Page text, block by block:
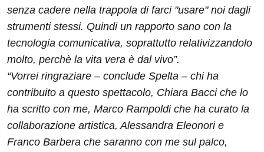
senza cadere nella trappola di farci "usare" noi dagli
strumenti stessi. Quindi un rapporto sano con la
tecnologia comunicativa, soprattutto relativizzandolo
molto, perchè la vita vera è dal vivo”.
“Vorrei ringraziare – conclude Spelta – chi ha
contribuito a questo spettacolo, Chiara Bacci che lo
ha scritto con me, Marco Rampoldi che ha curato la
collaborazione artistica, Alessandra Eleonori e
Franco Barbera che saranno con me sul palco,